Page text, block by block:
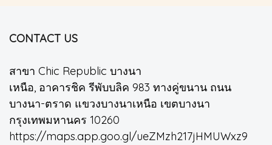
CONTACT US
สาขา Chic Republic บางนา
เหนือ, อาคารชิค รีพับบลิค 983 ทางคู่ขนาน ถนน
บางนา-ตราด แขวงบางนาเหนือ เขตบางนา
กรุงเทพมหานคร 10260
https://maps.app.goo.gl/ueZMzh217jHMUWxz9